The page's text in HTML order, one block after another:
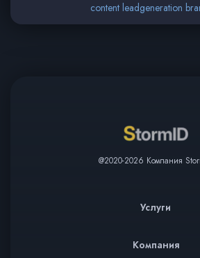
content leadgeneration
@2020-2026 Компания
Услуги
Компания